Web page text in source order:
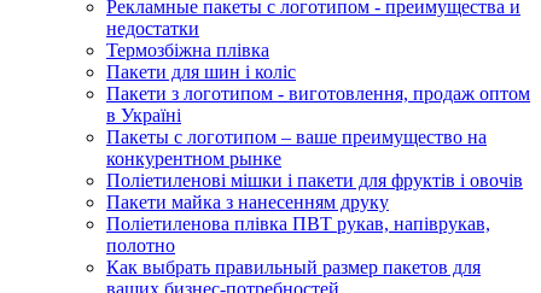
Рекламные пакеты с логотипом - преимущества и
недостатки
Термозбіжна плівка
Пакети для шин і коліс
Пакети з логотипом - виготовлення, продаж оптом
в Україні
Пакеты с логотипом – ваше преимущество на
конкурентном рынке
Поліетиленові мішки і пакети для фруктів і овочів
Пакети майка з нанесенням друку
Поліетиленова плівка ПВТ рукав, напіврукав,
полотно
Как выбрать правильный размер пакетов для
ваших бизнес-потребностей